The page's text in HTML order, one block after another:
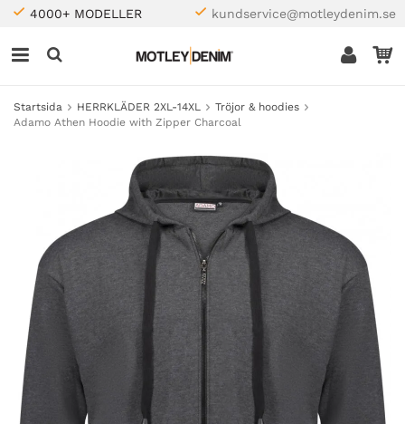
4000+ MODELLER kundservice@motleydenim.se
Startsida HERRKLÄDER 2XL-14XL
Tröjor & hoodies
Adamo Athen Hoodie with Zipper Charcoal